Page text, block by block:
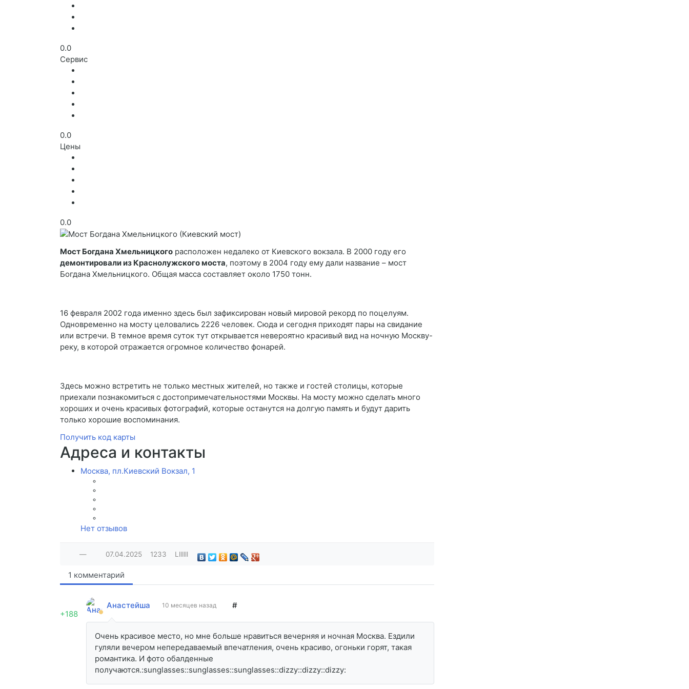
0.0
Сервис
0.0
Цены
0.0
Мост Богдана Хмельницкого расположен недалеко от Киевского вокзала. В 2000 году его
демонтировали из Краснолужского моста, поэтому в 2004 году ему дали название – мост
Богдана Хмельницкого. Общая масса составляет около 1750 тонн.
16 февраля 2002 года именно здесь был зафиксирован новый мировой рекорд по поцелуям.
Одновременно на мосту целовались 2226 человек. Сюда и сегодня приходят пары на свидание
или встречи. В темное время суток тут открывается невероятно красивый вид на ночную Москву-
реку, в которой отражается огромное количество фонарей.
Здесь можно встретить не только местных жителей, но также и гостей столицы, которые
приехали познакомиться с достопримечательностями Москвы. На мосту можно сделать много
хороших и очень красивых фотографий, которые останутся на долгую память и будут дарить
только хорошие воспоминания.
Получить код карты
Адреса и контакты
Москва, пл.Киевский Вокзал, 1
Нет отзывов
— 07.04.2025 1233 Lllllll
1 комментарий
+188
Анастейша 10 месяцев назад #
Очень красивое место, но мне больше нравиться вечерняя и ночная Москва. Ездили
гуляли вечером непередаваемый впечатления, очень красиво, огоньки горят, такая
романтика. И фото обалденные
получаются.:sunglasses::sunglasses::sunglasses::dizzy::dizzy::dizzy: